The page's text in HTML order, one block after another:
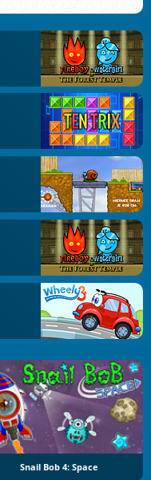
Snail Bob 4: Space